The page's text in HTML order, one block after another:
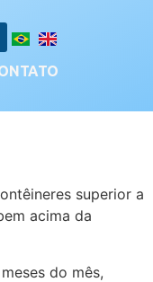
superior a
acima da
do mês,